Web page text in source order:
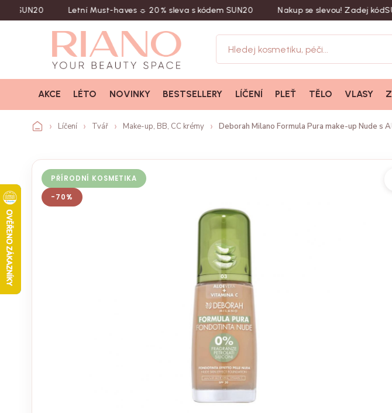
Letní Must-haves ☼ 20 % sleva s kódem SUN20 Nakup se slevou! Zadej kódSUN20
AKCE LÉTO NOVINKY BESTSELLERY LÍČENÍ PLEŤ TĚLO VLASY
Líčení Tvář Make-up, BB, CC krémy Deborah Milano Formula Pura make-up Nude s
PŘÍRODNÍ KOSMETIKA
-70%